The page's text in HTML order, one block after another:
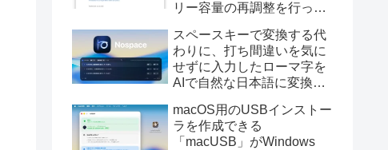
リー容量の再調整を行った
スペースキーで変換する代
わりに、打ち間違いを気に
せずに入力したローマ字を
AIで自然な日本語に変換し
力アプリ「Nospace」がリ
リース。
macOS用のUSBインストー
ラを作成できる
「macUSB」がWindows